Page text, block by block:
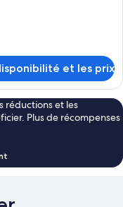
et les prix
réductions et les
Plus de récompenses